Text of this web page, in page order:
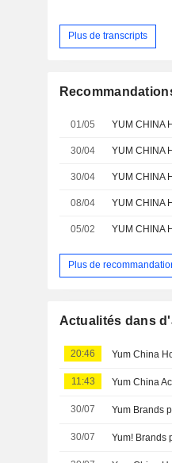
Plus de transcripts
01/05 YUM CHINA
30/04 YUM CHINA
30/04 YUM CHINA
08/04 YUM CHINA
05/02 YUM CHINA
Plus de
Actualités dans
20:46
11:43 Yum China
30/07 Yum Brands
30/07 Yum! Brands